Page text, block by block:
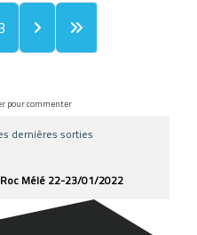
pour commenter
dernières sorties
Mélé 22-23/01/2022